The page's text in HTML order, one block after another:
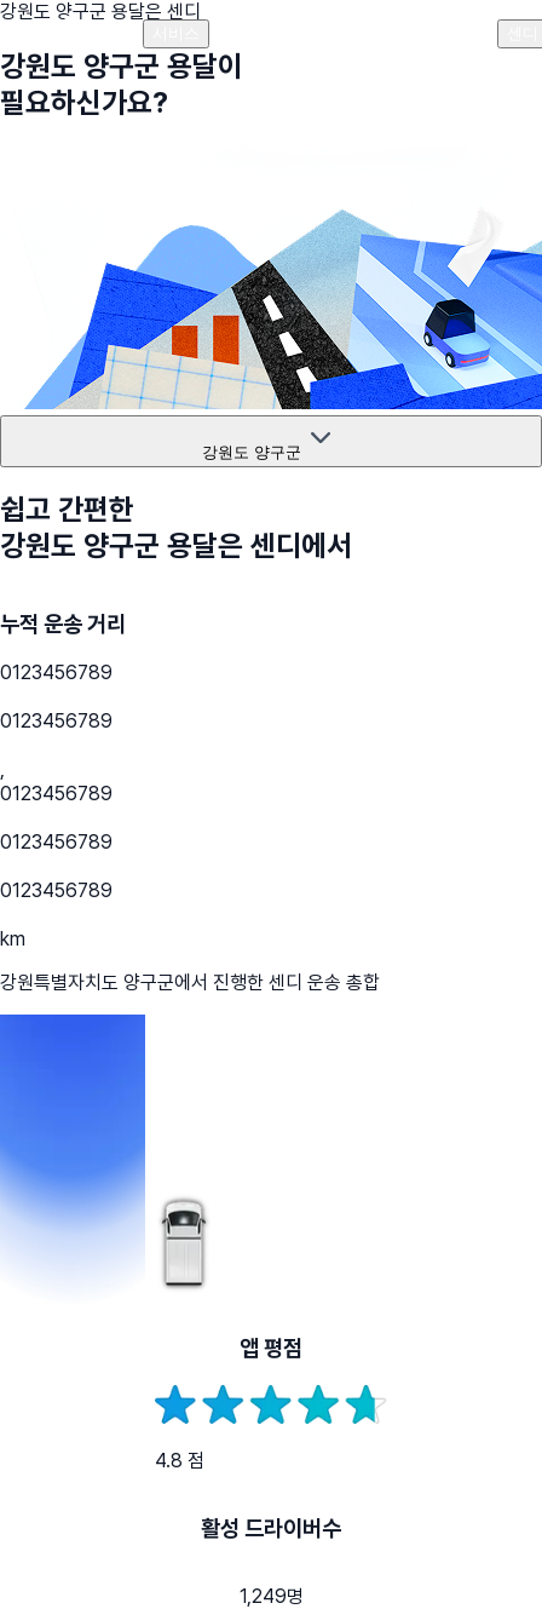
강원도 양구군 용달은 센디
강원도 양구군 용달이
필요하신가요?
강원도 양구군
쉽고 간편한
강원도 양구군 용달은 센디에서
누적 운송 거리
0123456789
0123456789
,
0123456789
0123456789
0123456789
km
강원특별자치도 양구군에서 진행한 센디 운송 총합
앱 평점
4.8 점
활성 드라이버수
1,249명